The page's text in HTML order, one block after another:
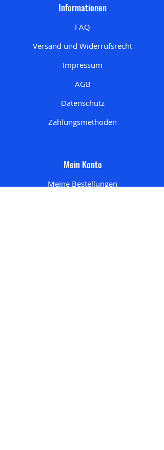
Informationen
FAQ
Versand und Widerrufsrecht
Impressum
AGB
Datenschutz
Zahlungsmethoden
Mein Konto
Meine Bestellungen